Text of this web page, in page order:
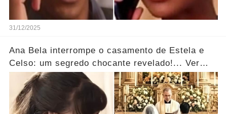
31/12/2025
Ana Bela interrompe o casamento de Estela e
Celso: um segredo chocante revelado!... Ver